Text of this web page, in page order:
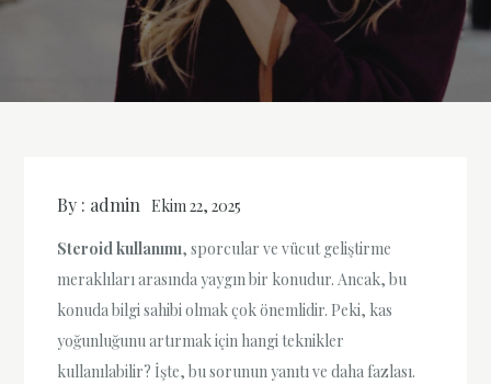
By : admin Ekim 22, 2025
Steroid kullanımı, sporcular ve vücut geliştirme
meraklıları arasında yaygın bir konudur. Ancak, bu
konuda bilgi sahibi olmak çok önemlidir. Peki, kas
yoğunluğunu artırmak için hangi teknikler
kullanılabilir? İşte, bu sorunun yanıtı ve daha fazlası.